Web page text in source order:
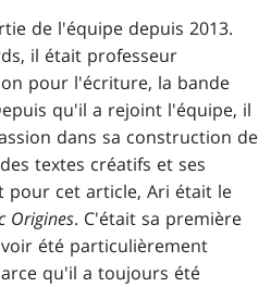
de l'équipe depuis 2013.
il était professeur
pour l'écriture, la bande
qu'il a rejoint l'équipe, il
dans sa construction de
textes créatifs et ses
pour cet article, Ari était le
Origines. C'était sa première
été particulièrement
qu'il a toujours été